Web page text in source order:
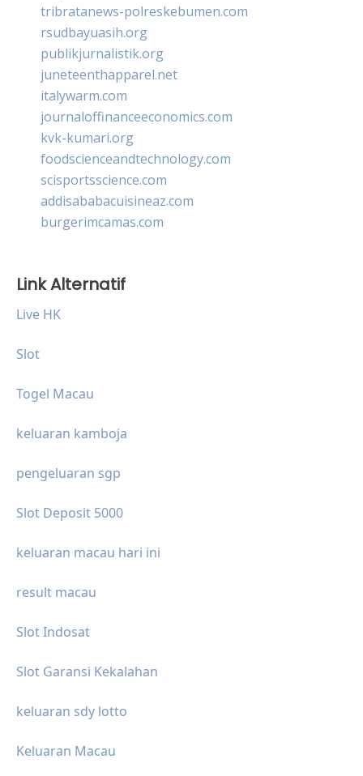
tribratanews-polreskebumen.com
rsudbayuasih.org
publikjurnalistik.org
juneteenthapparel.net
italywarm.com
journaloffinanceeconomics.com
kvk-kumari.org
foodscienceandtechnology.com
scisportsscience.com
addisababacuisineaz.com
burgerimcamas.com
Link Alternatif
Live HK
Slot
Togel Macau
keluaran kamboja
pengeluaran sgp
Slot Deposit 5000
keluaran macau hari ini
result macau
Slot Indosat
Slot Garansi Kekalahan
keluaran sdy lotto
Keluaran Macau